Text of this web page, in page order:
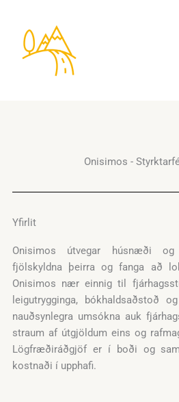
Onisimos -
Yfirlit
Onisimos útvegar húsnæði
fjölskyldna þeirra og fanga að
Onisimos nær einnig til
leigutrygginga, bókhaldsaðstoð
nauðsynlegra umsókna auk
straum af útgjöldum eins og
Lögfræðiráðgjöf er í boði og
kostnaði í upphafi.